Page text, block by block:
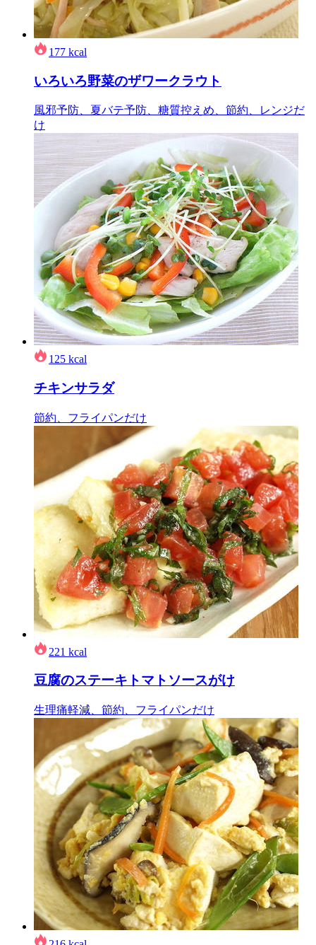
177 kcal
いろいろ野菜のザワークラウト
風邪予防、夏バテ予防、糖質控えめ、節約、レンジだ
け
125 kcal
チキンサラダ
節約、フライパンだけ
221 kcal
豆腐のステーキトマトソースがけ
生理痛軽減、節約、フライパンだけ